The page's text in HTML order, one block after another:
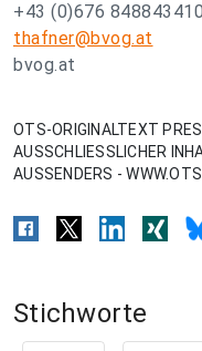
+43 (0)676 848843410
thafner@bvog.at
bvog.at
OTS-ORIGINALTEXT
AUSSCHLIESSLICHER
AUSSENDERS -
Stichworte